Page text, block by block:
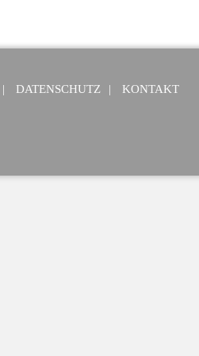
DATENSCHUTZ KONTAKT